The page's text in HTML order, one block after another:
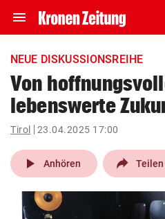
menu Navigation
ein-/ausklappen
account_circle Anmelden
pin_drop
Wien
bookmark
NEUE DISKUSSIONSREIHE
Von
lebenswerte
Tirol 23.04.2025 17:00
play_arrow Anhören Teilen